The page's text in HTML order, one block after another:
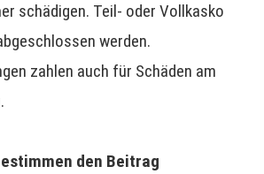
schädigen. Teil- oder Vollkasko
werden.
zahlen auch für Schäden am
den Beitrag